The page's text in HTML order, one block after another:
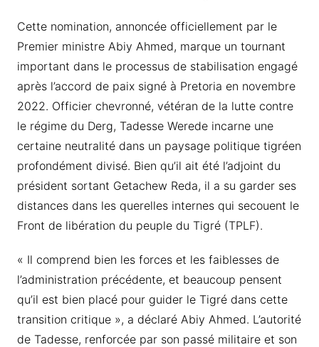
Cette nomination, annoncée officiellement par le
Premier ministre Abiy Ahmed, marque un tournant
important dans le processus de stabilisation engagé
après l’accord de paix signé à Pretoria en novembre
2022. Officier chevronné, vétéran de la lutte contre
le régime du Derg, Tadesse Werede incarne une
certaine neutralité dans un paysage politique tigréen
profondément divisé. Bien qu’il ait été l’adjoint du
président sortant Getachew Reda, il a su garder ses
distances dans les querelles internes qui secouent le
Front de libération du peuple du Tigré (TPLF).
« Il comprend bien les forces et les faiblesses de
l’administration précédente, et beaucoup pensent
qu’il est bien placé pour guider le Tigré dans cette
transition critique », a déclaré Abiy Ahmed. L’autorité
de Tadesse, renforcée par son passé militaire et son